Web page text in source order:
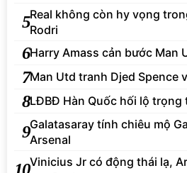
5Real không còn hy vọng
Rodri
6Harry Amass cản bước Man
7Man Utd tranh Djed Spence
8LĐBĐ Hàn Quốc hối lộ trọng
9Galatasaray tính chiêu mộ
Arsenal
Vinicius Jr có động thái lạ,